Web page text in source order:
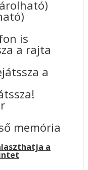
is
a rajta
a
memória
a